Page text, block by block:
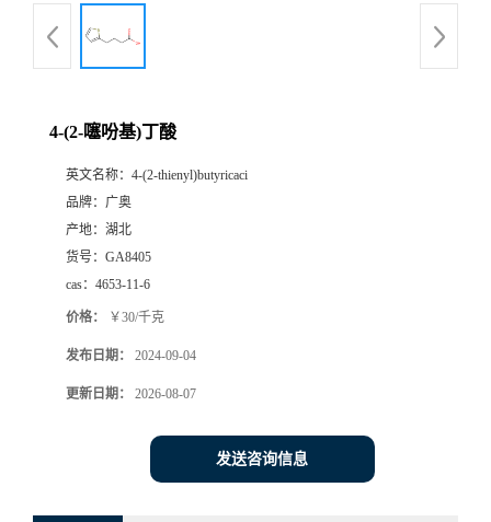
4-(2-噻吩基)丁酸
英文名称： 4-(2-thienyl)butyricaci
品牌： 广奥
产地： 湖北
货号： GA8405
cas： 4653-11-6
价格： ￥30/千克
发布日期： 2024-09-04
更新日期： 2026-08-07
发送咨询信息